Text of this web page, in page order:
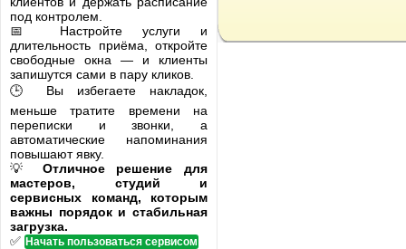
под контролем.
📅 Настройте услуги и
длительность приёма, откройте
свободные окна — и клиенты
запишутся сами в пару кликов.
🕒 Вы избегаете накладок,
меньше тратите времени на
переписки и звонки, а
автоматические напоминания
повышают явку.
💡 Отличное решение для
мастеров, студий и
сервисных команд, которым
важны порядок и стабильная
загрузка.
✅ Начать пользоваться сервисом